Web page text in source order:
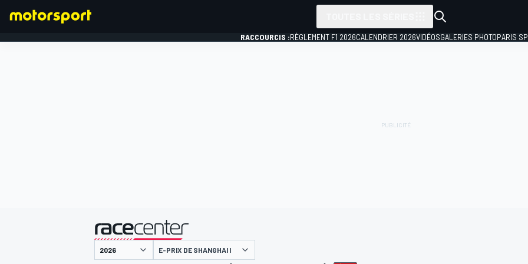
RACCOURCIS :RÈGLEMENT F1 2026CALENDRIER 2026VIDÉOSGALERIES PHOTOPARIS
présenté par
E-PRIX DE SHANGHAI I